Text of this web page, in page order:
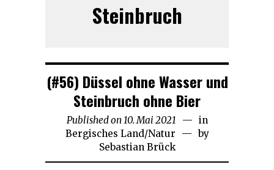
Steinbruch
(#56) Düssel ohne Wasser und
Steinbruch ohne Bier
Published on10. Mai 2021 15.
Mai
2021
in
Bergisches Land/Natur
by
Sebastian Brück